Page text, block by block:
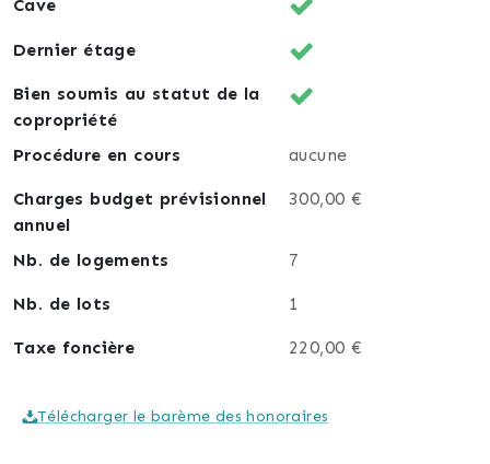
#qualiteetconfort
Cave
Dernier étage
Bien soumis au statut de la
copropriété
Procédure en cours
aucune
Charges budget prévisionnel
annuel
300,00 €
Nb. de logements 7
Nb. de lots 1
Taxe foncière 220,00 €
Télécharger le barème des honoraires